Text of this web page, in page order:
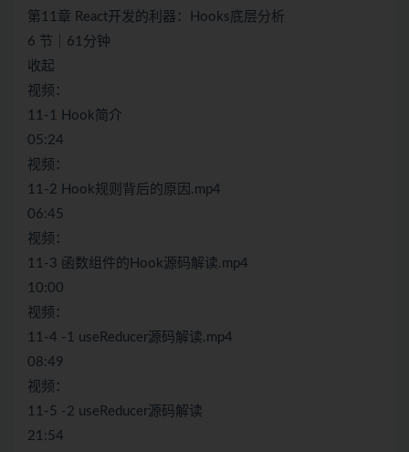
第11章 React开发的利器：Hooks底层分析
6 节｜61分钟
收起
视频：
11-1 Hook简介
05:24
视频：
11-2 Hook规则背后的原因.mp4
06:45
视频：
11-3 函数组件的Hook源码解读.mp4
10:00
视频：
11-4 -1 useReducer源码解读.mp4
08:49
视频：
11-5 -2 useReducer源码解读
21:54